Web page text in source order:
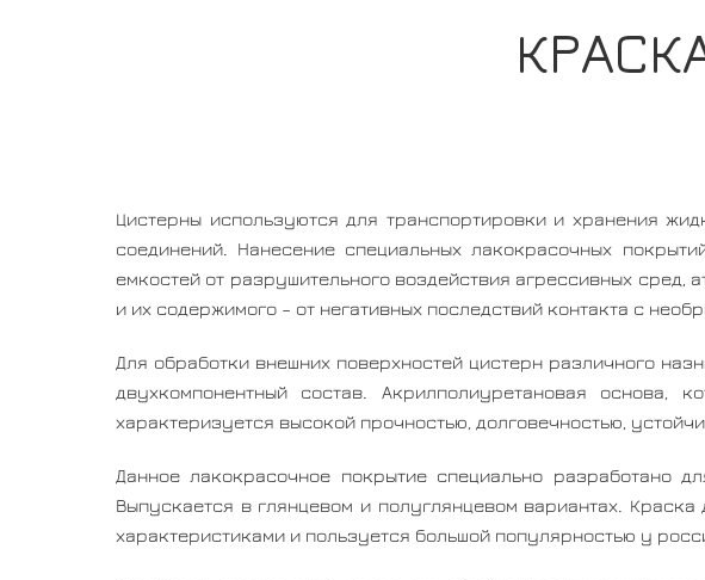
Цистерны используются для транспортировки и хранения
соединений. Нанесение специальных лакокрасочных
емкостей от разрушительного воздействия агрессивных
и их содержимого – от негативных последствий контакта с
Для обработки внешних поверхностей цистерн различного
двухкомпонентный состав. Акрилполиуретановая основа,
характеризуется высокой прочностью, долговечностью,
Данное лакокрасочное покрытие специально разработано
Выпускается в глянцевом и полуглянцевом вариантах.
характеристиками и пользуется большой популярностью у